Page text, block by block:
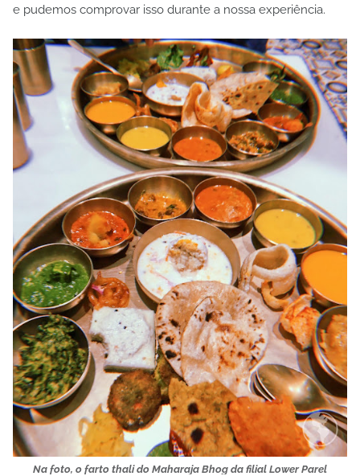
e pudemos comprovar isso durante a nossa experiência.
Na foto, o farto thali do Maharaja Bhog da filial Lower Parel